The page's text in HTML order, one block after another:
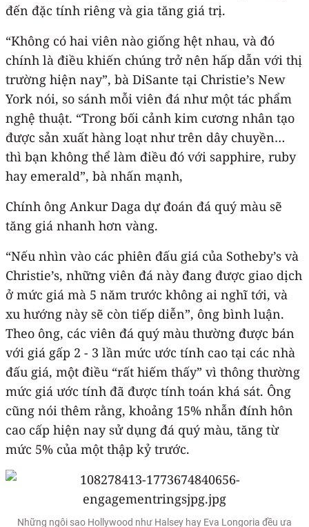
đến đặc tính riêng và gia tăng giá trị.
“Không có hai viên nào giống hệt nhau, và đó
chính là điều khiến chúng trở nên hấp dẫn với thị
trường hiện nay”, bà DiSante tại Christie’s New
York nói, so sánh mỗi viên đá như một tác phẩm
nghệ thuật. “Trong bối cảnh kim cương nhân tạo
được sản xuất hàng loạt như trên dây chuyền…
thì bạn không thể làm điều đó với sapphire, ruby
hay emerald”, bà nhấn mạnh,
Chính ông Ankur Daga dự đoán đá quý màu sẽ
tăng giá nhanh hơn vàng.
“Nếu nhìn vào các phiên đấu giá của Sotheby’s và
Christie’s, những viên đá này đang được giao dịch
ở mức giá mà 5 năm trước không ai nghĩ tới, và
xu hướng này sẽ còn tiếp diễn”, ông bình luận.
Theo ông, các viên đá quý màu thường được bán
với giá gấp 2 - 3 lần mức ước tính cao tại các nhà
đấu giá, một điều “rất hiếm thấy” vì thông thường
mức giá ước tính đã được tính toán khá sát. Ông
cũng nói thêm rằng, khoảng 15% nhẫn đính hôn
cao cấp hiện nay sử dụng đá quý màu, tăng từ
mức 5% của một thập kỷ trước.
Những ngôi sao Hollywood như Halsey hay Eva Longoria đều ưa